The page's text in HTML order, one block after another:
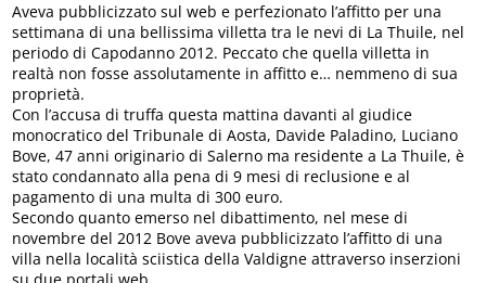
Aveva pubblicizzato sul web e perfezionato l’affitto per una
settimana di una bellissima villetta tra le nevi di La Thuile, nel
periodo di Capodanno 2012. Peccato che quella villetta in
realtà non fosse assolutamente in affitto e… nemmeno di sua
proprietà.
Con l’accusa di truffa questa mattina davanti al giudice
monocratico del Tribunale di Aosta, Davide Paladino, Luciano
Bove, 47 anni originario di Salerno ma residente a La Thuile, è
stato condannato alla pena di 9 mesi di reclusione e al
pagamento di una multa di 300 euro.
Secondo quanto emerso nel dibattimento, nel mese di
novembre del 2012 Bove aveva pubblicizzato l’affitto di una
villa nella località sciistica della Valdigne attraverso inserzioni